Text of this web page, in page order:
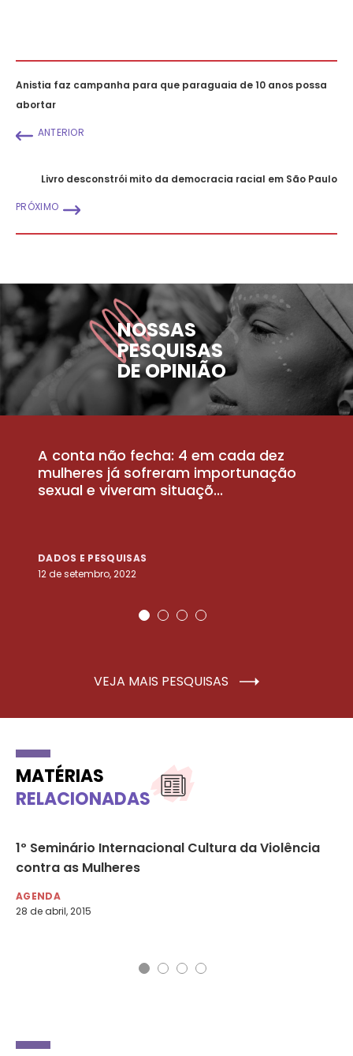
Anistia faz campanha para que paraguaia de 10 anos possa
abortar
ANTERIOR
Livro desconstrói mito da democracia racial em São Paulo
PRÓXIMO
NOSSAS
PESQUISAS
DE OPINIÃO
A conta não fecha: 4 em cada dez
mulheres já sofreram importunação
sexual e viveram situaçõ...
DADOS E PESQUISAS
12 de setembro, 2022
VEJA MAIS PESQUISAS
MATÉRIAS
RELACIONADAS
1º Seminário Internacional Cultura da Violência
contra as Mulheres
AGENDA
28 de abril, 2015